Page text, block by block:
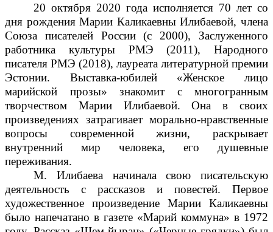
20 октября 2020 года исполняется 70 лет со
дня рождения Марии Каликаевны Илибаевой, члена
Союза писателей России (с 2000), Заслуженного
работника культуры РМЭ (2011), Народного
писателя РМЭ (2018), лауреата литературной премии
Эстонии. Выставка-юбилей «Женское лицо
марийской прозы» знакомит с многогранным
творчеством Марии Илибаевой. Она в своих
произведениях затрагивает морально-нравственные
вопросы современной жизни, раскрывает
внутренний мир человека, его душевные
переживания.
М. Илибаева начинала свою писательскую
деятельность с рассказов и повестей. Первое
художественное произведение Марии Каликаевны
было напечатано в газете «Марий коммуна» в 1972